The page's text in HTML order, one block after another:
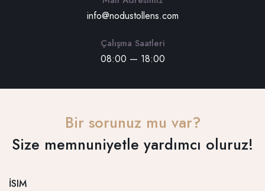
info@nodustollens.com
Çalışma Saatleri
08:00 — 18:00
Bir sorunuz mu var?
Size memnuniyetle yardımcı oluruz!
İSIM